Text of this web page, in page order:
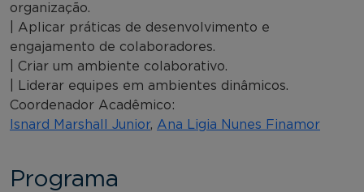
organização.
| Aplicar práticas de desenvolvimento e
engajamento de colaboradores.
| Criar um ambiente colaborativo.
| Liderar equipes em ambientes dinâmicos.
Coordenador Acadêmico:
Isnard Marshall Junior, Ana Ligia Nunes Finamor
Programa